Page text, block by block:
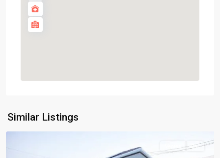
Similar Listings
Bail